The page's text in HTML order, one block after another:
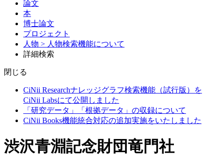
論文
本
博士論文
プロジェクト
人物 > 人物検索機能について
詳細検索
閉じる
CiNii Researchナレッジグラフ検索機能（試行版）を
CiNii Labsにて公開しました
「研究データ」「根拠データ」の収録について
CiNii Books機能統合対応の追加実施をいたしました
渋沢青淵記念財団竜門社